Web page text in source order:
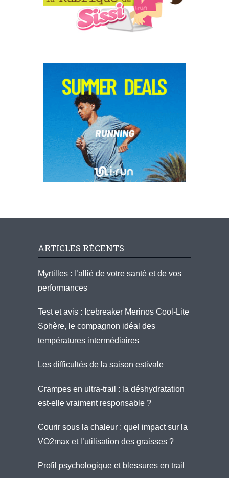
ARTICLES RÉCENTS
Myrtilles : l’allié de votre santé et de vos
performances
Test et avis : Icebreaker Merinos Cool-Lite
Sphère, le compagnon idéal des
températures intermédiaires
Les difficultés de la saison estivale
Crampes en ultra-trail : la déshydratation
est-elle vraiment responsable ?
Courir sous la chaleur : quel impact sur la
VO2max et l’utilisation des graisses ?
Profil psychologique et blessures en trail